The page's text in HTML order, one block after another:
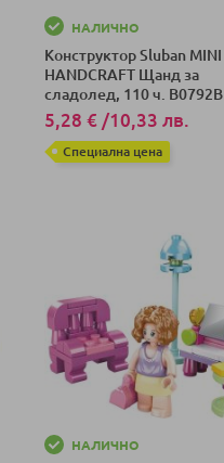
НАЛИЧНО
Конструктор Sluban MINI
HANDCRAFT Щанд за
сладолед, 110 ч. B0792B
5,28 €/10,33 лв.
Специална цена
НАЛИЧНО